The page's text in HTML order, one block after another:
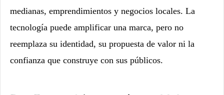
medianas, emprendimientos y negocios locales. La
tecnología puede amplificar una marca, pero no
reemplaza su identidad, su propuesta de valor ni la
confianza que construye con sus públicos.